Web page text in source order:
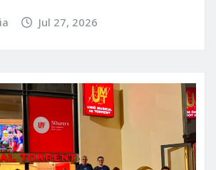
Jul 27, 2026